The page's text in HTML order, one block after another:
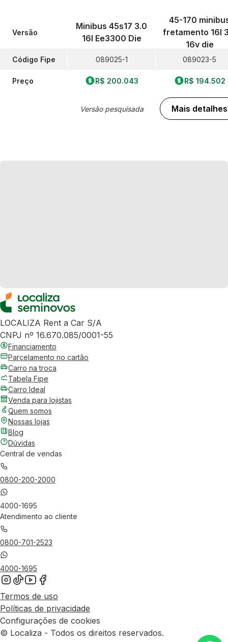
Versão
Código Fipe
Preço
Minibus 45s17 3.0
16l Ee3300 Die
089025-1
R$ 200.043
Versão pesquisada
45-170
fretamento 16l
16v die
089023-5
R$ 194.502
Mais detalhes
LOCALIZA Rent a Car S/A
CNPJ nº 16.670.085/0001-55
Financiamento
Parcelamento no cartão
Carro na troca
Tabela Fipe
Carro Ideal
Venda para lojistas
Quem somos
Nossas lojas
Blog
Dúvidas
Central de vendas
0800-200-2000
4000-1695
Atendimento ao cliente
0800-701-2523
4000-1695
Termos de uso
Políticas de privacidade
Configurações de cookies
© Localiza - Todos os direitos reservados.